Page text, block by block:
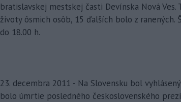
bratislavskej mestskej časti Devínska Nová Ves.
životy ôsmich osôb, 15 ďalších bolo z ranených.
do 18.00 h.
23. decembra 2011 - Na Slovensku bol
bolo úmrtie posledného československého